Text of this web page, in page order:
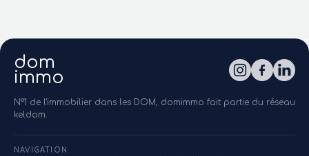
dom
immo
N°1 de l'immobilier dans les DOM, domimmo fait partie du réseau
keldom.
NAVIGATION